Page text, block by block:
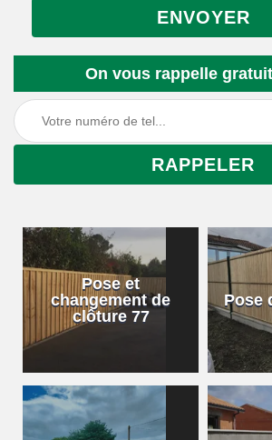
On vous rappelle
Pose et
changement de
clôture 77
Pose